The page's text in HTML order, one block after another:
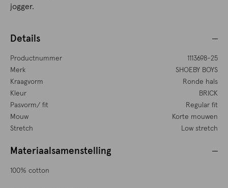
jogger.
Details
Productnummer
1113698-25
Merk
SHOEBY BOYS
Kraagvorm
Ronde hals
Kleur
BRICK
Pasvorm/ fit
Regular fit
Mouw
Korte mouwen
Stretch
Low stretch
Materiaalsamenstelling
100% cotton